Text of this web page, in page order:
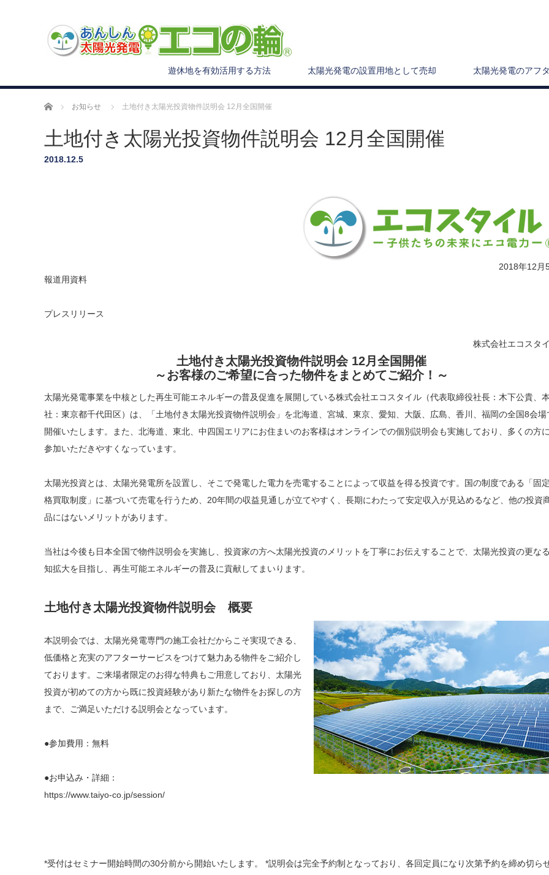
遊休地を有効活用する方法 太陽光発電の設置用地として売却 太陽光発電のアフ
ホーム お知らせ 土地付き太陽光投資物件説明会 12月全国開催
土地付き太陽光投資物件説明会 12月全国開催
2018.12.5
2018年12月
報道用資料
プレスリリース
株式会社エコスタ
土地付き太陽光投資物件説明会 12月全国開催
～お客様のご希望に合った物件をまとめてご紹介！～
太陽光発電事業を中核とした再生可能エネルギーの普及促進を展開している株式会社エコスタイル（代表取締役社長：木下公貴、
社：東京都千代田区）は、「土地付き太陽光投資物件説明会」を北海道、宮城、東京、愛知、大阪、広島、香川、福岡の全国8会場
開催いたします。また、北海道、東北、中四国エリアにお住まいのお客様はオンラインでの個別説明会も実施しており、多くの方
参加いただきやすくなっています。
太陽光投資とは、太陽光発電所を設置し、そこで発電した電力を売電することによって収益を得る投資です。国の制度である「固
格買取制度」に基づいて売電を行うため、20年間の収益見通しが立てやすく、長期にわたって安定収入が見込めるなど、他の投資
品にはないメリットがあります。
当社は今後も日本全国で物件説明会を実施し、投資家の方へ太陽光投資のメリットを丁寧にお伝えすることで、太陽光投資の更な
知拡大を目指し、再生可能エネルギーの普及に貢献してまいります。
土地付き太陽光投資物件説明会 概要
本説明会では、太陽光発電専門の施工会社だからこそ実現できる、
低価格と充実のアフターサービスをつけて魅力ある物件をご紹介し
ております。ご来場者限定のお得な特典もご用意しており、太陽光
投資が初めての方から既に投資経験があり新たな物件をお探しの方
まで、ご満足いただける説明会となっています。
●参加費用：無料
●お申込み・詳細：
https://www.taiyo-co.jp/session/
*受付はセミナー開始時間の30分前から開始いたします。 *説明会は完全予約制となっており、各回定員になり次第予約を締め切ら